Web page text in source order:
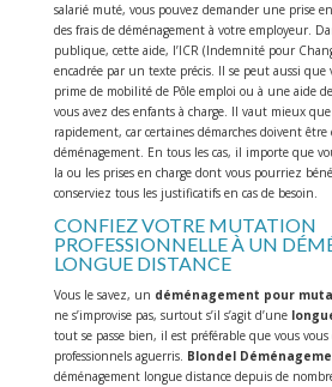
salarié muté, vous pouvez demander une prise
des frais de déménagement à votre employeur.
publique, cette aide, l’ICR (Indemnité pour
encadrée par un texte précis. Il se peut aussi que
prime de mobilité de Pôle emploi ou à une aide
vous avez des enfants à charge. Il vaut mieux
rapidement, car certaines démarches doivent être
déménagement. En tous les cas, il importe que
la ou les prises en charge dont vous pourriez
conserviez tous les justificatifs en cas de besoin.
CONFIEZ VOTRE MUTATION
PROFESSIONNELLE À UN
LONGUE DISTANCE
Vous le savez, un déménagement pour
ne s’improvise pas, surtout s’il s’agit d’une
tout se passe bien, il est préférable que vous
professionnels aguerris. Blondel
déménagement longue distance depuis de